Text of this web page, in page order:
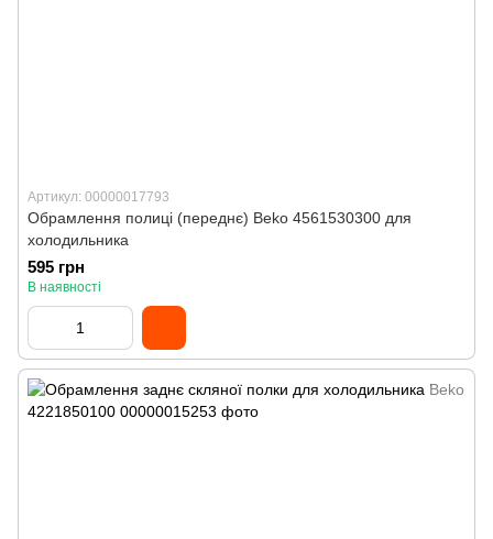
Артикул: 00000017793
Обрамлення полиці (переднє) Beko 4561530300 для
холодильника
595 грн
В наявності